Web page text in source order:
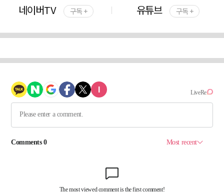
네이버TV 구독 + 유튜브 구독 +